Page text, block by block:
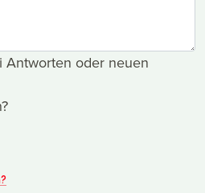
Antworten oder neuen